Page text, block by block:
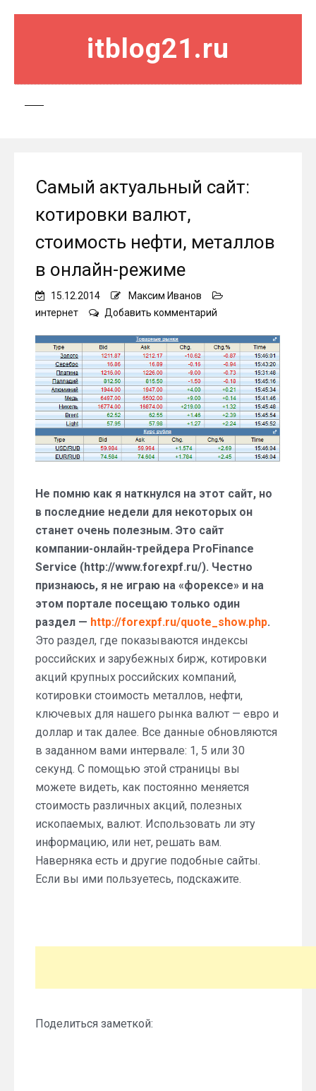
itblog21.ru
Самый актуальный сайт:
котировки валют,
стоимость нефти, металлов
в онлайн-режиме
15.12.2014
Максим Иванов
интернет
Добавить комментарий
сайт:
котировки
валют,
стоимость
нефти,
металлов
в
онлайн-
Не помню как я наткнулся на этот сайт, но
в последние недели для некоторых он
станет очень полезным. Это сайт
компании-онлайн-трейдера ProFinance
Service (http://www.forexpf.ru/). Честно
признаюсь, я не играю на «форексе» и на
этом портале посещаю только один
раздел — http://forexpf.ru/quote_show.php.
Это раздел, где показываются индексы
российских и зарубежных бирж, котировки
акций крупных российских компаний,
котировки стоимость металлов, нефти,
ключевых для нашего рынка валют — евро и
доллар и так далее. Все данные обновляются
в заданном вами интервале: 1, 5 или 30
секунд. С помощью этой страницы вы
можете видеть, как постоянно меняется
стоимость различных акций, полезных
ископаемых, валют. Использовать ли эту
информацию, или нет, решать вам.
Наверняка есть и другие подобные сайты.
Если вы ими пользуетесь, подскажите.
Поделиться заметкой: